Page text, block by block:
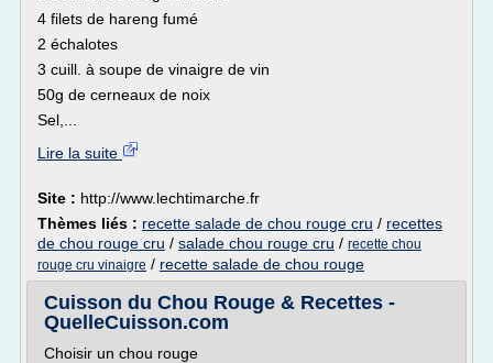
4 filets de hareng fumé
2 échalotes
3 cuill. à soupe de vinaigre de vin
50g de cerneaux de noix
Sel,...
Lire la suite
Site : http://www.lechtimarche.fr
Thèmes liés : recette salade de chou rouge cru / recettes
de chou rouge cru / salade chou rouge cru / recette chou
rouge cru vinaigre / recette salade de chou rouge
Cuisson du Chou Rouge & Recettes -
QuelleCuisson.com
Choisir un chou rouge